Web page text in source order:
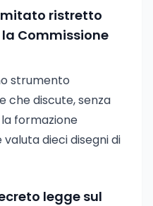
ristretto
Commissione
strumento
che discute, senza
formazione
dieci disegni di
legge sul